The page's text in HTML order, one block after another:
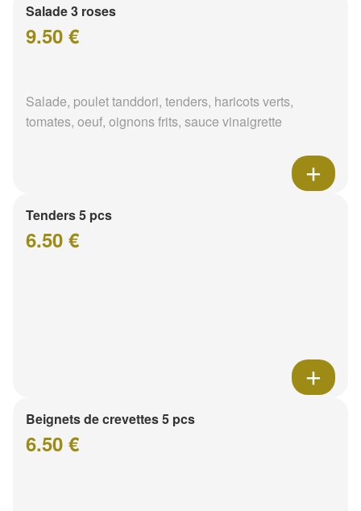
Salade 3 roses
9.50 €
Salade, poulet tanddori, tenders, haricots verts,
tomates, oeuf, oignons frits, sauce vinaigrette
Tenders 5 pcs
6.50 €
Beignets de crevettes 5 pcs
6.50 €